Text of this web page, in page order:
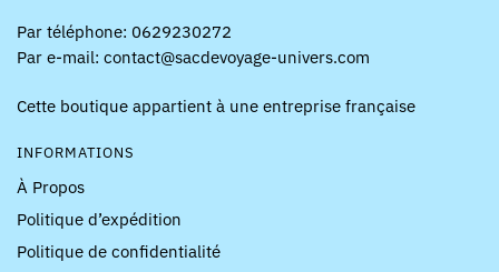
Par téléphone: 0629230272
Par e-mail: contact@sacdevoyage-univers.com
Cette boutique appartient à une entreprise française
INFORMATIONS
À Propos
Politique d’expédition
Politique de confidentialité